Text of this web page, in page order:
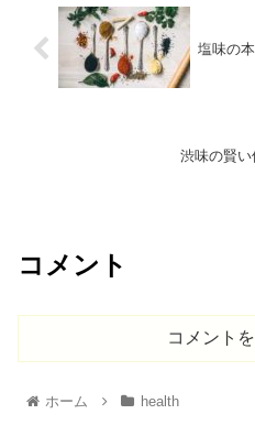
塩味の
渋味の賢
コメント
コメント
ホーム health